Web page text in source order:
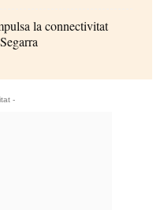
la connectivitat
-